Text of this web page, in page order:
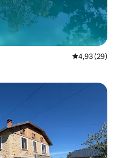
4,93 (29)